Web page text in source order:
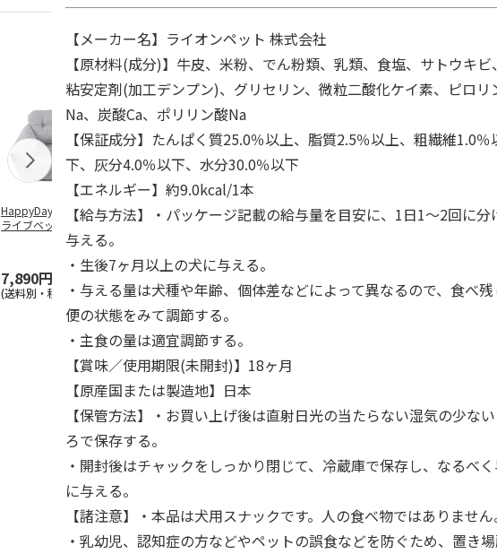
HappyDays 2wayド
ライブベッド グレ
7,890円
(送料別・税込)
獣医師開発 ニオイ
をとる砂専用 猫ト
1,550円
(送料別・税込)
デオトイレ 飛び散
らない消臭・抗菌サ
1,320円
(送料別・税込)
無添加良品 カムカ
ムデンタルコーン
470円
(送料別・税込)
銀の
チ 健
120円
(送料
【メーカー名】ライオンペット 株式会社
【原材料(成分)】牛皮、米粉、でん粉類、乳類、食塩、サトウキビ
粘安定剤(加工デンプン)、グリセリン、微粒二酸化ケイ素、ピロリ
Na、炭酸Ca、ポリリン酸Na
【保証成分】たんぱく質25.0％以上、脂質2.5％以上、粗繊維1.0％
下、灰分4.0％以下、水分30.0％以下
【エネルギー】約9.0kcal/1本
【給与方法】・パッケージ記載の給与量を目安に、1日1～2回に分
与える。
・生後7ヶ月以上の犬に与える。
・与える量は犬種や年齢、個体差などによって異なるので、食べ残
便の状態をみて調節する。
・主食の量は適宜調節する。
【賞味／使用期限(未開封)】18ヶ月
【原産国または製造地】日本
【保管方法】・お買い上げ後は直射日光の当たらない湿気の少な
ろで保存する。
・開封後はチャックをしっかり閉じて、冷蔵庫で保存し、なるべ
に与える。
【諸注意】・本品は犬用スナックです。人の食べ物ではありません
・乳幼児、認知症の方などやペットの誤食などを防ぐため、置き